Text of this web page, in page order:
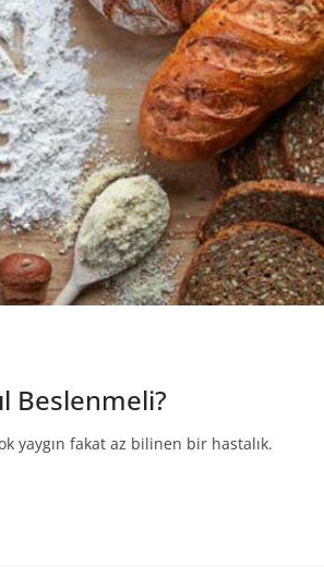
Beslenmeli?
yaygın fakat az bilinen bir hastalık.